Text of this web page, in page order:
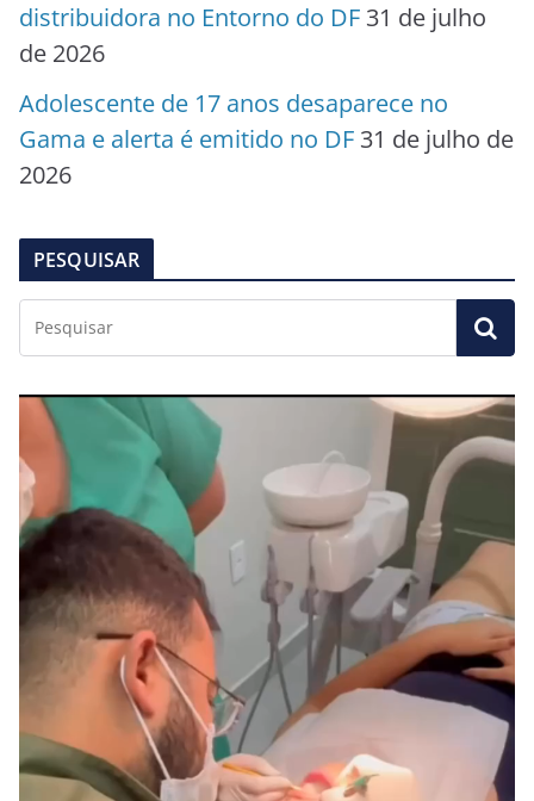
distribuidora no Entorno do DF 31 de julho
de 2026
Adolescente de 17 anos desaparece no
Gama e alerta é emitido no DF 31 de julho de
2026
PESQUISAR